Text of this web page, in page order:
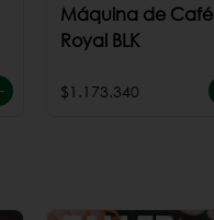
Máquina de Café
Royal BLK
$1.173.340